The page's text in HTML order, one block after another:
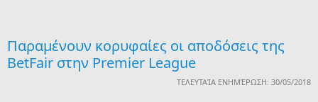
Παραμένουν κορυφαίες οι αποδόσεις της
BetFair στην Premier League
ΤΕΛΕΥΤΑΊΑ ΕΝΗΜΈΡΩΣΗ: 30/05/2018